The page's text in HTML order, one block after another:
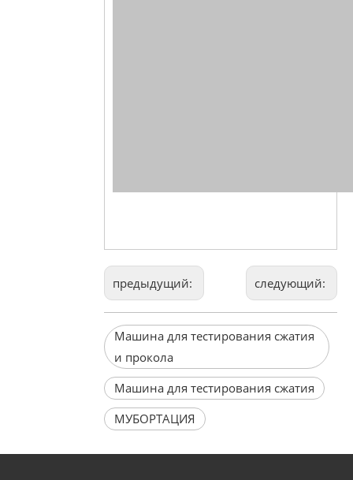
предыдущий: следующий:
Машина для тестирования сжатия
и прокола
Машина для тестирования сжатия
МУБОРТАЦИЯ